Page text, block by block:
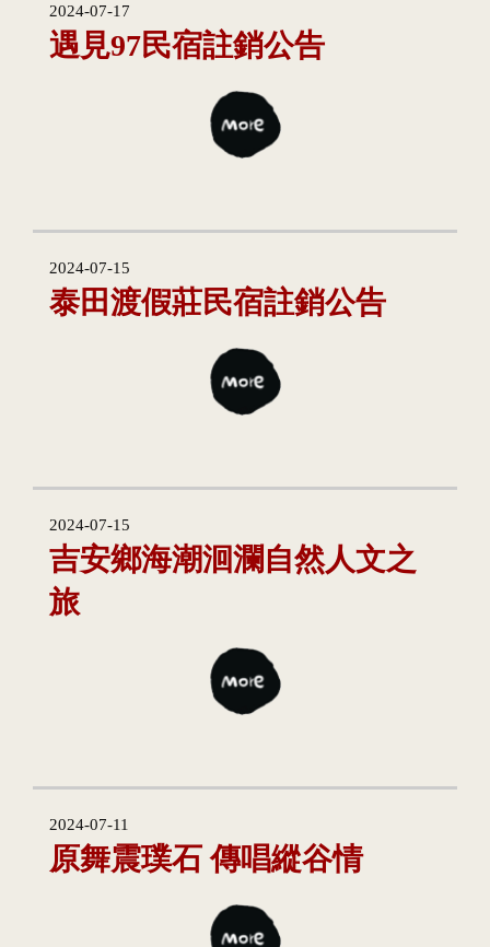
2024-07-17
遇見97民宿註銷公告
2024-07-15
泰田渡假莊民宿註銷公告
2024-07-15
吉安鄉海潮洄瀾自然人文之
旅
2024-07-11
原舞震璞石 傳唱縱谷情